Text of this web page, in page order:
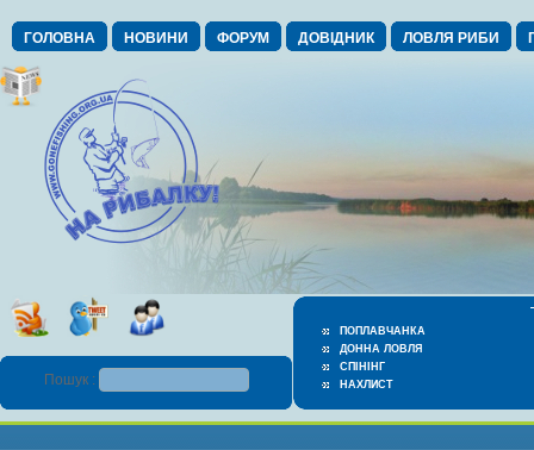
ГОЛОВНА НОВИНИ ФОРУМ ДОВІДНИК ЛОВЛЯ РИБИ
ПОПЛАВЧАНКА
ДОННА ЛОВЛЯ
СПІНІНГ
НАХЛИСТ
Пошук :